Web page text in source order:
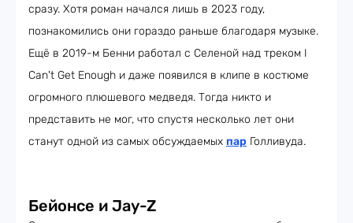
сразу. Хотя роман начался лишь в 2023 году,
познакомились они гораздо раньше благодаря музыке.
Ещё в 2019-м Бенни работал с Селеной над треком I
Can't Get Enough и даже появился в клипе в костюме
огромного плюшевого медведя. Тогда никто и
представить не мог, что спустя несколько лет они
станут одной из самых обсуждаемых пар Голливуда.
Бейонсе и Jay-Z